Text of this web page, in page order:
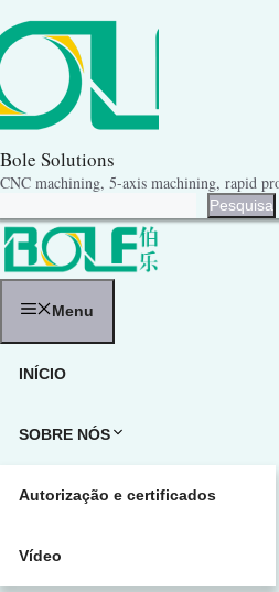
para
o
Bole Solutions
CNC machining, 5-axis machining, rapid
Pesquisa
Menu
INÍCIO
SOBRE NÓS
Autorização e certificados
Vídeo